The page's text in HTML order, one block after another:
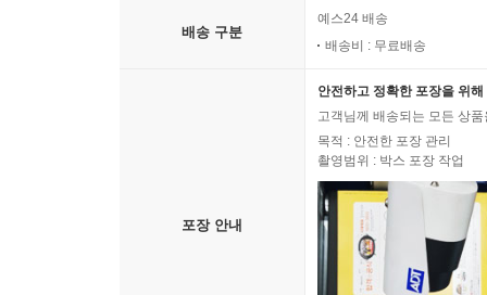
배송 구분
예스24 배송
배송비 : 무료배송
포장 안내
안전하고 정확한 포장을 위
고객님께 배송되는 모든 상
목적 : 안전한 포장 관리
촬영범위 : 박스 포장 작업